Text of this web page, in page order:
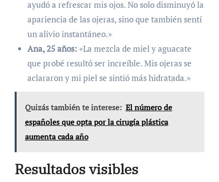
ayudó a refrescar mis ojos. No solo disminuyó la
apariencia de las ojeras, sino que también sentí
un alivio instantáneo.»
Ana, 25 años: «La mezcla de miel y aguacate
que probé resultó ser increíble. Mis ojeras se
aclararon y mi piel se sintió más hidratada.»
Quizás también te interese: El número de
españoles que opta por la cirugía plástica
aumenta cada año
Resultados visibles